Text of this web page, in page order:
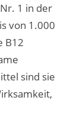
1 in der
von 1.000
B12
sind sie